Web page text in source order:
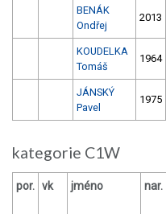
BENÁK
Ondřej
2013
KOUDELKA
Tomáš
1964
JÁNSKÝ
Pavel
1975
kategorie C1W
por. vk jméno nar.